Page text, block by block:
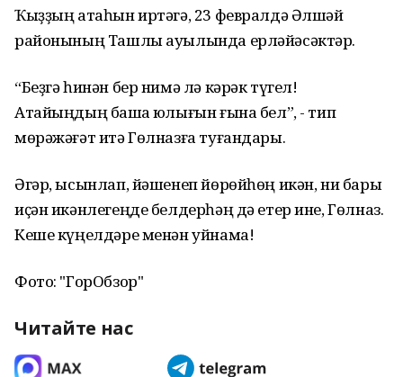
Ҡыҙҙың атаһын иртәгә, 23 февралдә Әлшәй
районының Ташлы ауылында ерләйәсәктәр.
“Беҙгә һинән бер нимә лә кәрәк түгел!
Атайыңдың башҡа юҡлығын ғына бел”, - тип
мөрәжәғәт итә Гөлназға туғандары.
Әгәр, ысынлап, йәшенеп йөрөйһөң икән, ни бары
иҫән икәнлегеңде белдерһәң дә етер ине, Гөлназ.
Кеше күңелдәре менән уйнама!
Фото: "ГорОбзор"
Читайте нас